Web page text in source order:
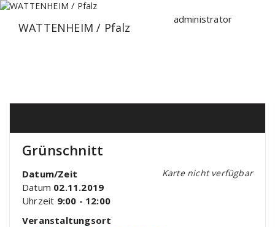
Zum
springenWATTENHEIM / Pfalz
administrator
Grünschnitt
Karte nicht verfügbar
Datum/Zeit
Datum 02.11.2019
Uhrzeit 9:00 - 12:00
Veranstaltungsort